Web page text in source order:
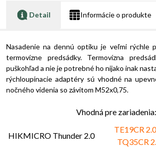
Detail Informácie o produkte
Nasadenie na dennú optiku je veľmi rýchle
termovízne predsádky. Termovízna
puškohľad a nie je potrebné ho nijako inak
rýchloupínacie adaptéry sú vhodné na
nočného videnia so závitom M52x0,75.
Vhodná pre zariadenia:
HIKMICRO Thunder 2.0
TE19CR 2.0
TQ35CR